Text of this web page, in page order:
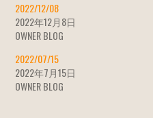
2022/12/08
2022年12月8日
OWNER BLOG
2022/07/15
2022年7月15日
OWNER BLOG